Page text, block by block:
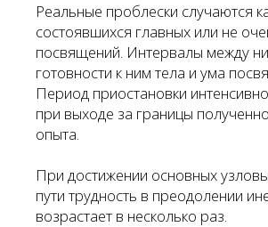
Реальные проблески случаются
состоявшихся главных или не
посвящений. Интервалы между
готовности к ним тела и ума
Период приостановки
при выходе за границы
опыта.
При достижении основных
пути трудность в преодолении
возрастает в несколько раз.